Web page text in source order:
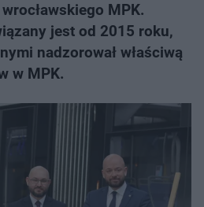
MPK.
jest od 2015 roku,
nadzorował właściwą
w MPK.